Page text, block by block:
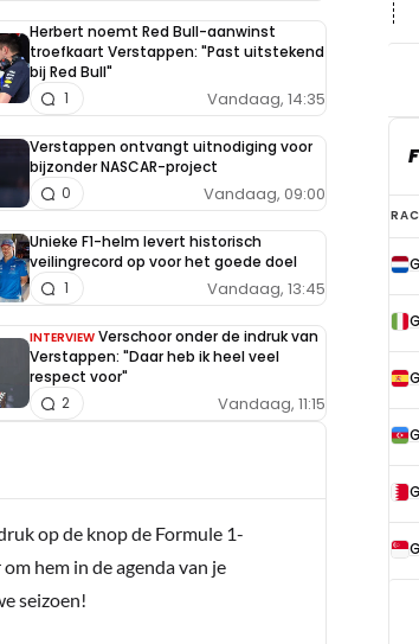
Herbert noemt Red Bull-aanwinst
troefkaart Verstappen: "Past uitstekend
bij Red Bull"
Vandaag, 14:35
1
Verstappen ontvangt uitnodiging voor
bijzonder NASCAR-project
Vandaag, 09:00
0
Unieke F1-helm levert historisch
veilingrecord op voor het goede doel
Vandaag, 13:45
1
INTERVIEW Verschoor onder de indruk van
Verstappen: "Daar heb ik heel veel
respect voor"
Vandaag, 11:15
2
op de knop de Formule 1-
hem in de agenda van je
seizoen!
F1-